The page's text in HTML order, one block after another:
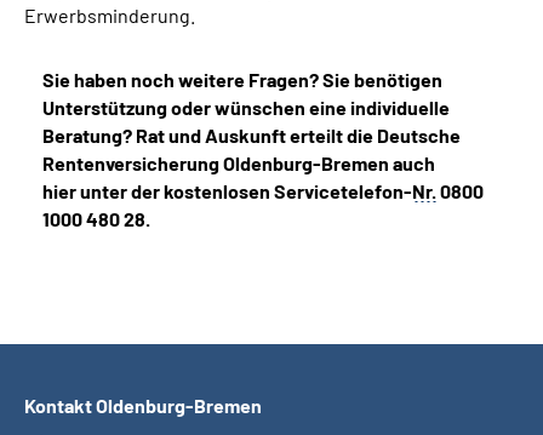
Erwerbsminderung.
Sie haben noch weitere Fragen? Sie benötigen
Unterstützung oder wünschen eine individuelle
Beratung? Rat und Auskunft erteilt die Deutsche
Rentenversicherung Oldenburg-Bremen auch
hier unter der kostenlosen Servicetelefon-Nr. 0800
1000 480 28.
Kontakt Oldenburg-Bremen